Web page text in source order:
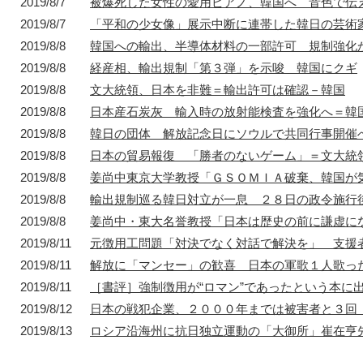
2019/8/7
「平和の少女像」展示中断に連帯した韓日の芸
2019/8/8
韓国への輸出、半導体材料の一部許可 規制強化
2019/8/8
経産相、輸出規制「第３弾」を示唆 韓国にクギ
2019/8/8
文大統領、日本を非難＝輸出許可は確認－韓国
2019/8/8
日本産石炭灰 輸入時の放射能検査を強化へ＝韓
2019/8/8
韓日の団体 解放記念日にソウルで共同行事開催
2019/8/8
日本の貿易報復 「勝者のないゲーム」＝文大統
2019/8/8
姜尚中東京大学教授「ＧＳＯＭＩＡ破棄、韓国
2019/8/8
輸出規制巡る韓日対立が一息 ２８日の政令施行
2019/8/8
姜尚中・東大名誉教授「日本は歴史の前に謙虚に
2019/8/11
元徴用工問題「対決でなく対話で解決を」 支援
2019/8/11
解放に「マンセー」の歓喜 日本の軍歌１人歌っ
2019/8/11
［書評］強制徴用が“ロマン”であったという本に
2019/8/12
日本の戦犯企業、２０００年までは被害者と３回
2019/8/13
ロシア沿海州に抗日独立運動の「大御所」崔在亨